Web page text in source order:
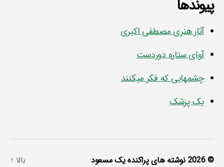
پیوندها
آثار هنری مصطفی اکبری
آوای ستاره دوردست
چشمهایی که فکر میکنند
یک پزشک
© 2026 نوشته های پراکنده یک مسعود بالا ↑